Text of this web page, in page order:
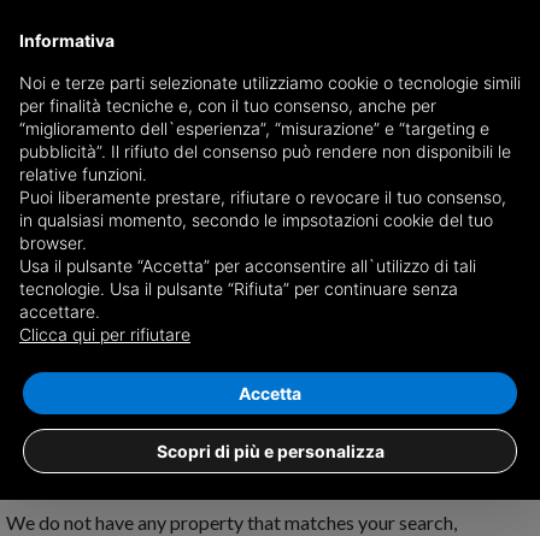
Receive a copy of the newspaper by mail
Choose newspaper
No results for
Altofonte
We do not have any property that matches your search,
Informativa
Noi e terze parti selezionate utilizziamo cookie o tecnologie simili
per finalità tecniche e, con il tuo consenso, anche per
“miglioramento dell`esperienza”, “misurazione” e “targeting e
pubblicità”. Il rifiuto del consenso può rendere non disponibili le
relative funzioni.
Puoi liberamente prestare, rifiutare o revocare il tuo consenso,
in qualsiasi momento, secondo le impsotazioni cookie del tuo
browser.
Usa il pulsante “Accetta” per acconsentire all`utilizzo di tali
tecnologie. Usa il pulsante “Rifiuta” per continuare senza
accettare.
Clicca qui per rifiutare
Scopri di più e personalizza
Accetta